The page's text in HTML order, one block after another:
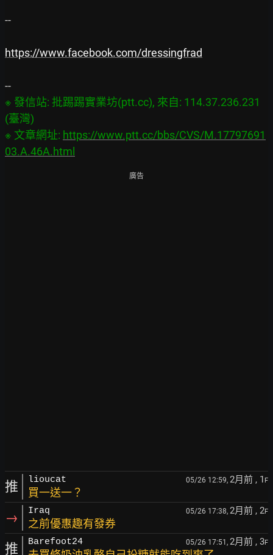
--
https://www.facebook.com/dressingfrad
※ 發信站: 批踢踢實業坊(ptt.cc), 來自: 114.37.236.231
(臺灣)
※ 文章網址: https://www.ptt.cc/bbs/CVS/M.17797691
03.A.46A.html
廣告
推 lioucat 05/26 12:59, 2月前 , 1 F
買一送一？
→ Iraq 05/26 17:38, 2月前 , 2F
之前優惠趣有發券
推 Barefoot24 05/26 17:51, 2月前 , 3F